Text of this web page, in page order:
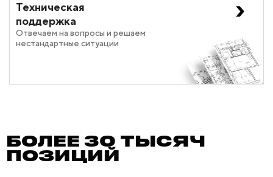
Техническая
поддержка
Отвечаем на вопросы и решаем
нестандартные ситуации
БОЛЕЕ 30 ТЫСЯЧ
ПОЗИЦИЙ